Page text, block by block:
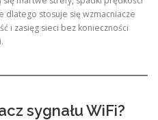
dlatego stosuje się wzmacniacze
i zasięg sieci bez konieczności
sygnału WiFi?